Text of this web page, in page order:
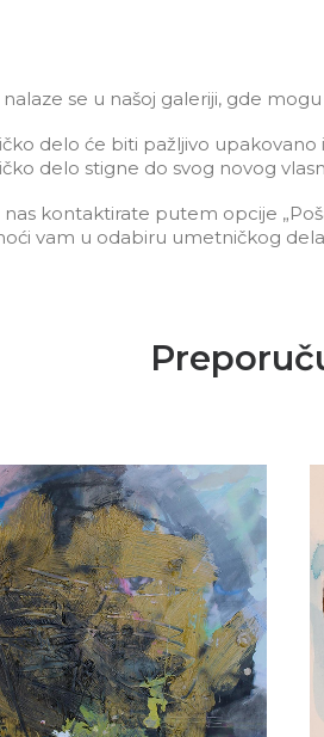
se u našoj galeriji, gde
delo će biti pažljivo
delo stigne do svog novog
kontaktirate putem opcije
vam u odabiru umetničkog